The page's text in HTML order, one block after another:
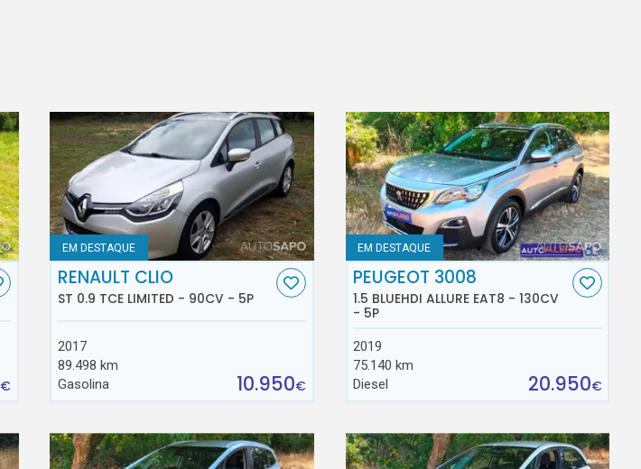
€
EM DESTAQUE
RENAULT CLIO
ST 0.9 TCE LIMITED - 90CV - 5P
2017
89.498 km
Gasolina
10.950€
EM DESTAQUE
PEUGEOT 3008
1.5 BLUEHDI ALLURE EAT8 - 130CV
- 5P
2019
75.140 km
Diesel
20.950€